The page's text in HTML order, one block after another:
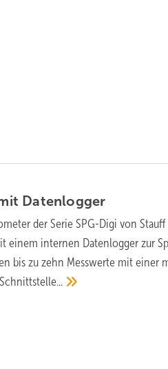
Datenlogger
der Serie SPG-Digi von
einem internen Datenlogger zur
bis zu zehn Messwerte mit einer